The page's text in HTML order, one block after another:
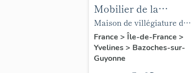
Mobilier de la
maison Louis Carré
Maison de villégiature dite
maison Louis Carré
France > Île-de-France >
Yvelines> Bazoches-sur-
Guyonne